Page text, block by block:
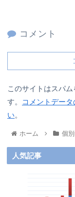
コメント
このサイトはスパ
す。
コメントデー
い。
ホーム 個
人気記事